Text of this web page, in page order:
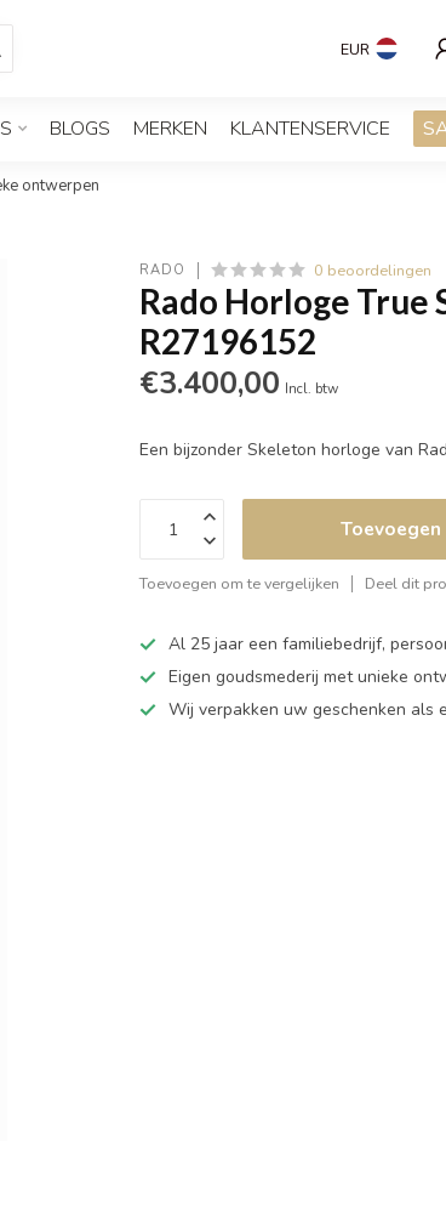
EUR
BLOGS MERKEN KLANTENSERVICE
ontwerpen
RADO 0 beoordelingen
Rado Horloge True
R27196152
€3.400,00 Incl. btw
Een bijzonder Skeleton horloge van
Toevoegen om te vergelijken Deel dit
Al 25 jaar een familiebedrijf,
Eigen goudsmederij met unieke
Wij verpakken uw geschenken als